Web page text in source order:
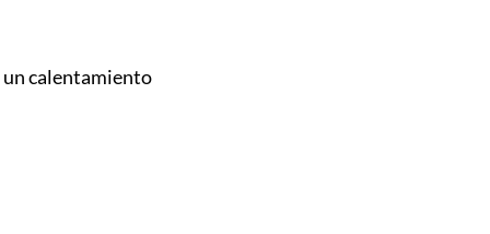
un calentamiento